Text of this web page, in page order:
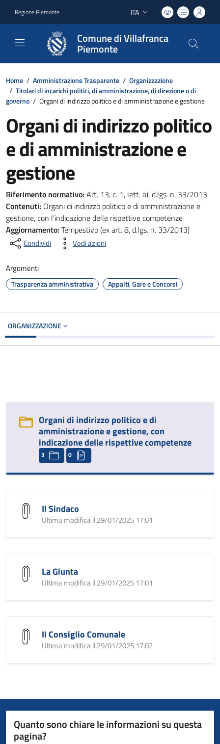
Regione Piemonte Lingua attiva:
ITA
Comune di Villafranca
Piemonte
Home / Amministrazione Trasparente / Organizzazione
/ Titolari di incarichi politici, di amministrazione, di direzione o di
governo / Organi di indirizzo politico e di amministrazione e gestione
Organi di indirizzo politico
e di amministrazione e
gestione
Riferimento normativo: Art. 13, c. 1, lett. a), d.lgs. n. 33/2013
Contenuti: Organi di indirizzo politico e di amministrazione e
gestione, con l'indicazione delle rispettive competenze
Aggiornamento: Tempestivo (ex art. 8, d.lgs. n. 33/2013)
Condividi Vedi azioni
Argomenti
Trasparenza amministrativa Appalti, Gare e Concorsi
ORGANIZZAZIONE
Organi di indirizzo politico e di
amministrazione e gestione, con
indicazione delle rispettive competenze
3 0
Il Sindaco
Ultima modifica il 29/01/2025 17:01
La Giunta
Ultima modifica il 29/01/2025 17:01
Il Consiglio Comunale
Ultima modifica il 29/01/2025 17:02
Quanto sono chiare le informazioni su questa
pagina?